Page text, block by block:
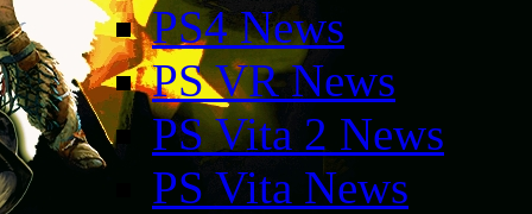
PS4 News
PS VR News
PS Vita 2 News
PS Vita News